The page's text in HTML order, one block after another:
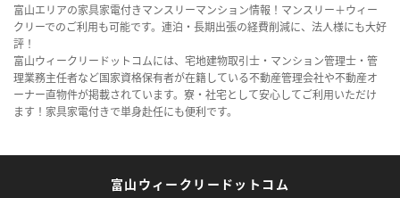
富山エリアの家具家電付きマンスリーマンション情報！マンスリー＋ウィー
クリーでのご利用も可能です。連泊・長期出張の経費削減に、法人様にも大好
評！
富山ウィークリードットコムには、宅地建物取引士・マンション管理士・管
理業務主任者など国家資格保有者が在籍している不動産管理会社や不動産オ
ーナー直物件が掲載されています。寮・社宅として安心してご利用いただけ
ます！家具家電付きで単身赴任にも便利です。
富山ウィークリードットコム